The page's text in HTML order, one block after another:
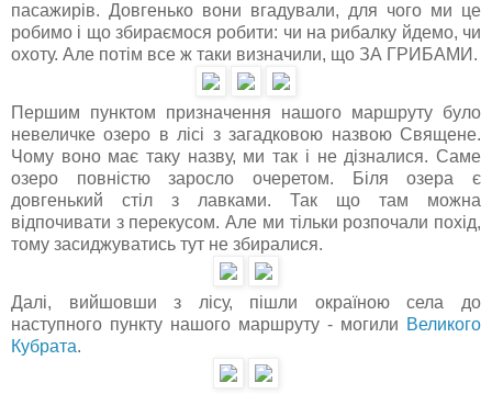
пасажирів. Довгенько вони вгадували, для чого ми це
робимо і що збираємося робити: чи на рибалку йдемо, чи
охоту. Але потім все ж таки визначили, що ЗА ГРИБАМИ.
Першим пунктом призначення нашого маршруту було
невеличке озеро в лісі з загадковою назвою Священе.
Чому воно має таку назву, ми так і не дізналися. Саме
озеро повністю заросло очеретом. Біля озера є
довгенький стіл з лавками. Так що там можна
відпочивати з перекусом. Але ми тільки розпочали похід,
тому засиджуватись тут не збиралися.
Далі, вийшовши з лісу, пішли окраїною села до
наступного пункту нашого маршруту - могили Великого
Кубрата.